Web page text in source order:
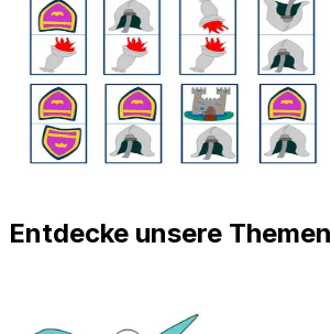
Entdecke unsere Themen